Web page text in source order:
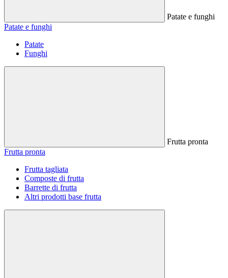
Patate e funghi
Patate e funghi
Patate
Funghi
Frutta pronta
Frutta pronta
Frutta tagliata
Composte di frutta
Barrette di frutta
Altri prodotti base frutta